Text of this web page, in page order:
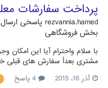
پرداخت سفارشات
rezvannia.hamed پاسخی
بخش فروشگاهی
با سلام واحترام آیا این امکان
مشتری بعداً سفارش های قبلی
سفارش رو ثبت میکنم به هر
یا میخوام چند روز بعد
آذر 16، 2015